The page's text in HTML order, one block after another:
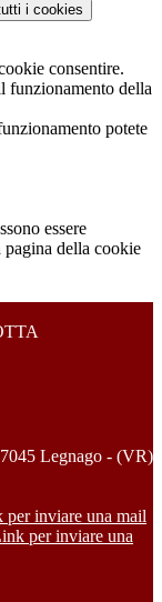
i cookies
consentire.
funzionamento della
potete
essere
della cookie
Legnago - (VR)
per inviare una mail
per inviare una